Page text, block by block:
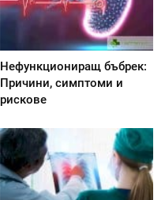
Нефункциониращ бъбрек:
Причини, симптоми и
рискове